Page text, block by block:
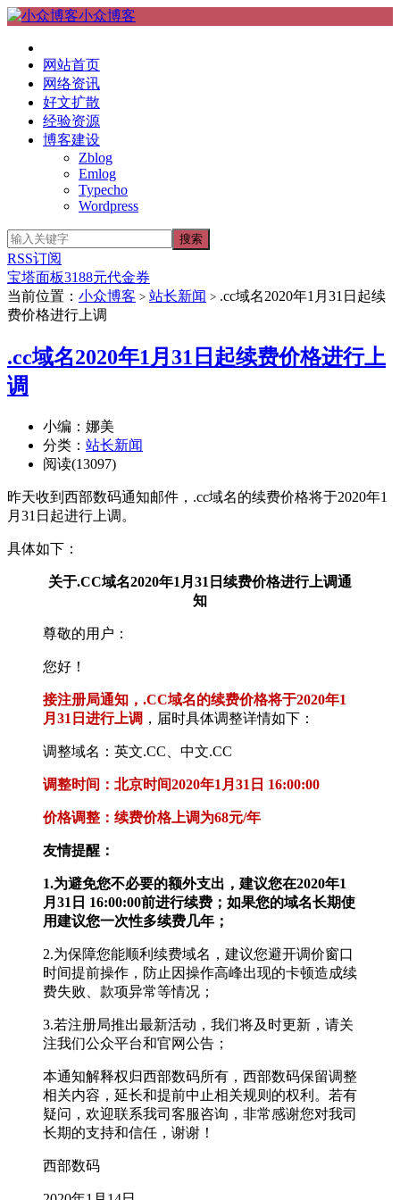
小众博客
网站首页
网络资讯
好文扩散
经验资源
博客建设
Zblog
Emlog
Typecho
Wordpress
RSS订阅
宝塔面板3188元代金券
当前位置： 小众博客 > 站长新闻 > .cc域名2020年1月31日起续
费价格进行上调
.cc域名2020年1月31日起续费价格进行上
调
小编：娜美
分类： 站长新闻
阅读(13097)
昨天收到西部数码通知邮件，.cc域名的续费价格将于2020年1
月31日起进行上调。
具体如下：
关于.CC域名2020年1月31日续费价格进行上调通
知
尊敬的用户：
您好！
接注册局通知，.CC域名的续费价格将于2020年1
月31日进行上调 ，届时具体调整详情如下：
调整域名：英文.CC、中文.CC
调整时间：北京时间2020年1月31日 16:00:00
价格调整：续费价格上调为68元/年
友情提醒：
1.为避免您不必要的额外支出，建议您在2020年1
月31日 16:00:00前进行续费；如果您的域名长期使
用建议您一次性多续费几年；
2.为保障您能顺利续费域名，建议您避开调价窗口
时间提前操作，防止因操作高峰出现的卡顿造成续
费失败、款项异常等情况；
3.若注册局推出最新活动，我们将及时更新，请关
注我们公众平台和官网公告；
本通知解释权归西部数码所有，西部数码保留调整
相关内容，延长和提前中止相关规则的权利。若有
疑问，欢迎联系我司客服咨询，非常感谢您对我司
长期的支持和信任，谢谢！
西部数码